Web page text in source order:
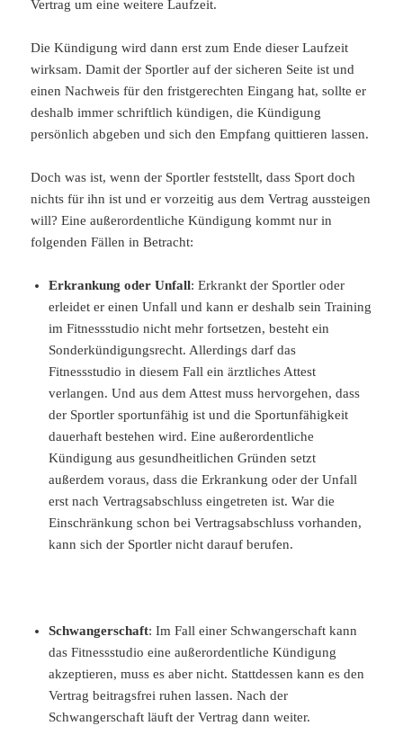
Vertrag um eine weitere Laufzeit.
Die Kündigung wird dann erst zum Ende dieser Laufzeit
wirksam. Damit der Sportler auf der sicheren Seite ist und
einen Nachweis für den fristgerechten Eingang hat, sollte er
deshalb immer schriftlich kündigen, die Kündigung
persönlich abgeben und sich den Empfang quittieren lassen.
Doch was ist, wenn der Sportler feststellt, dass Sport doch
nichts für ihn ist und er vorzeitig aus dem Vertrag aussteigen
will? Eine außerordentliche Kündigung kommt nur in
folgenden Fällen in Betracht:
Erkrankung oder Unfall: Erkrankt der Sportler oder
erleidet er einen Unfall und kann er deshalb sein Training
im Fitnessstudio nicht mehr fortsetzen, besteht ein
Sonderkündigungsrecht. Allerdings darf das
Fitnessstudio in diesem Fall ein ärztliches Attest
verlangen. Und aus dem Attest muss hervorgehen, dass
der Sportler sportunfähig ist und die Sportunfähigkeit
dauerhaft bestehen wird. Eine außerordentliche
Kündigung aus gesundheitlichen Gründen setzt
außerdem voraus, dass die Erkrankung oder der Unfall
erst nach Vertragsabschluss eingetreten ist. War die
Einschränkung schon bei Vertragsabschluss vorhanden,
kann sich der Sportler nicht darauf berufen.
Schwangerschaft: Im Fall einer Schwangerschaft kann
das Fitnessstudio eine außerordentliche Kündigung
akzeptieren, muss es aber nicht. Stattdessen kann es den
Vertrag beitragsfrei ruhen lassen. Nach der
Schwangerschaft läuft der Vertrag dann weiter.